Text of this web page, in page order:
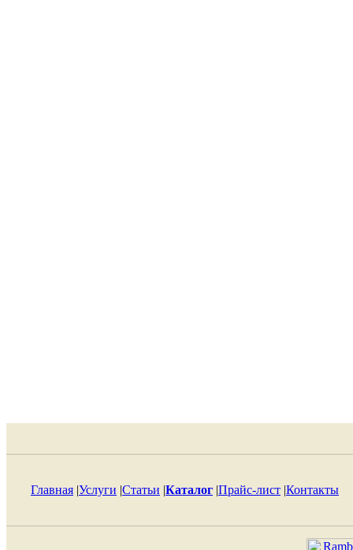
Главная |Услуги |Статьи |Каталог |Прайс-лист |Контакты